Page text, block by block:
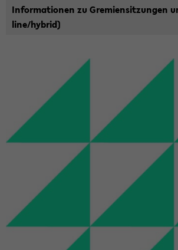
In­for­ma­tio­nen zu Gre­mi­en­sit­zun­gen
line/hy­brid)